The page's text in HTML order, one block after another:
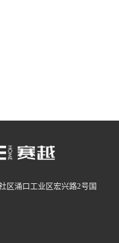
区涌口工业区宏兴路2号国